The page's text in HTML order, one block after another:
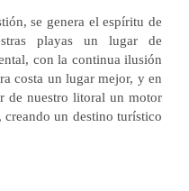
se genera el espíritu de
playas un lugar de
con la continua ilusión
costa un lugar mejor, y en
de nuestro litoral un motor
un destino turístico